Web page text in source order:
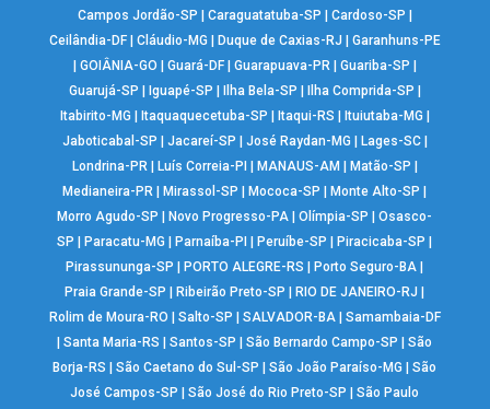
Campos Jordão-SP
Caraguatatuba-SP Cardoso-SP
Ceilândia-DF| Cláudio-MG Duque de Caxias-RJ
Garanhuns-PE
GOIÂNIA-GO Guará-DF| Guarapuava-PR| Guariba-SP
Guarujá-SP
Iguapé-SP Ilha Bela-SP Ilha Comprida-SP
Itabirito-MG
Itaquaquecetuba-SP Itaqui-RS Ituiutaba-MG
Jaboticabal-SP
Jacareí-SP José Raydan-MG Lages-SC|
Londrina-PR| Luís Correia-PI MANAUS-AM Matão-SP
Medianeira-PR
Mirassol-SP Mococa-SP Monte Alto-SP
Morro Agudo-SP
Novo Progresso-PA |Olímpia-SP |Osasco-
SP
Paracatu-MG Parnaíba-PI Peruíbe-SP Piracicaba-SP
Pirassununga-SP
PORTO ALEGRE-RS Porto Seguro-BA
Praia Grande-SP
Ribeirão Preto-SP RIO DE JANEIRO-RJ
Rolim de Moura-RO
Salto-SP SALVADOR-BA| Samambaia-DF
|Santa Maria-RS |Santos-SP |São Bernardo Campo-SP |São
Borja-RS
|São Caetano do Sul-SP |São João Paraíso-MG |São
José Campos-SP
|São José do Rio Preto-SP |São Paulo